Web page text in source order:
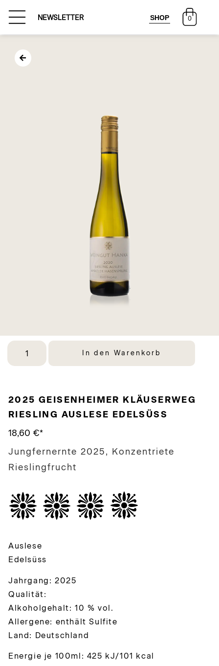
NEWSLETTER SHOP 0
2025 GEISENHEIMER KLÄUSERWEG
RIESLING AUSLESE EDELSÜSS
18,60 €*
Jungfernernte 2025, Konzentriete
Rieslingfrucht
In den Warenkorb
Auslese
Edelsüss
Jahrgang: 2025
Qualität:
Alkoholgehalt: 10 % vol.
Allergene: enthält Sulfite
Land: Deutschland
Energie je 100ml: 425 kJ/101 kcal